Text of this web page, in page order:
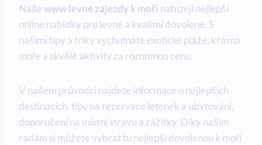
Našewww levné zájezdy‌ k moři nabízejí ​nejlepší
online ​nabídky ​pro levné a ‌kvalitní dovolené.‌ S
našimi tipy a triky vychutnáte exotické pláže, krásná
‌moře a skvělé aktivity za rozumnou cenu.
V našem⁢ průvodci najdete informace o nejlepších⁣
destinacích, tipy na‍ rezervace letenek a ubytování,
doporučení na místní stravu a zážitky. Díky našim
radám si můžete vybrat tu nejlepší dovolenou k⁢ moři